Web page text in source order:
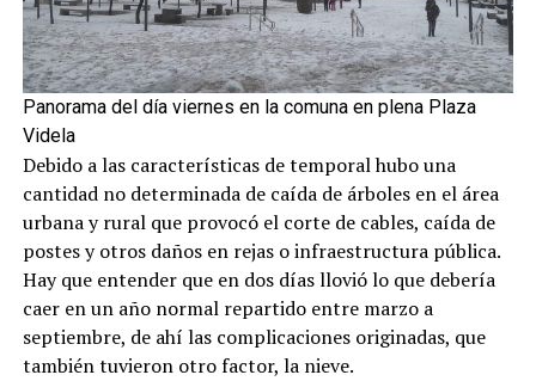
Panorama del día viernes en la comuna en plena Plaza
Videla
Debido a las características de temporal hubo una
cantidad no determinada de caída de árboles en el área
urbana y rural que provocó el corte de cables, caída de
postes y otros daños en rejas o infraestructura pública.
Hay que entender que en dos días llovió lo que debería
caer en un año normal repartido entre marzo a
septiembre, de ahí las complicaciones originadas, que
también tuvieron otro factor, la nieve.